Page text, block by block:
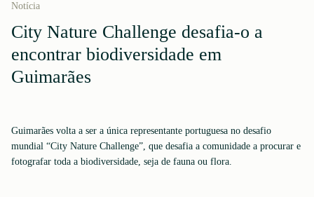
Notícia
City Nature Challenge desafia-o a
encontrar biodiversidade em
Guimarães
Guimarães volta a ser a única representante portuguesa no desafio
mundial “City Nature Challenge”, que desafia a comunidade a procurar e
fotografar toda a biodiversidade, seja de fauna ou flora.